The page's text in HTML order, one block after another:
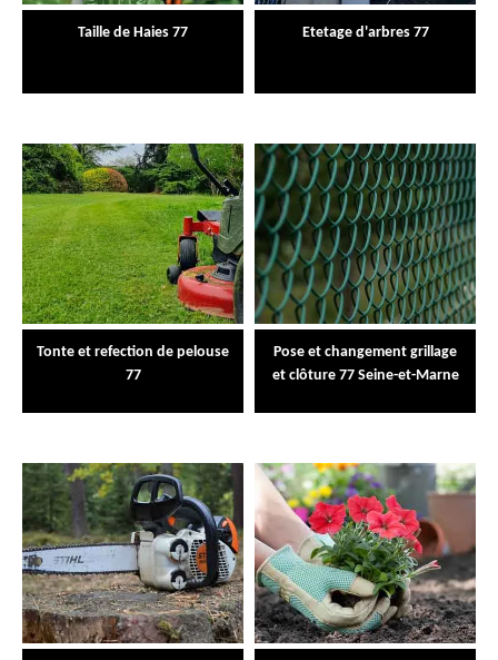
Taille de Haies 77 Etetage d'arbres 77
Tonte et refection de pelouse
77
Pose et changement grillage
et clôture 77 Seine-et-Marne